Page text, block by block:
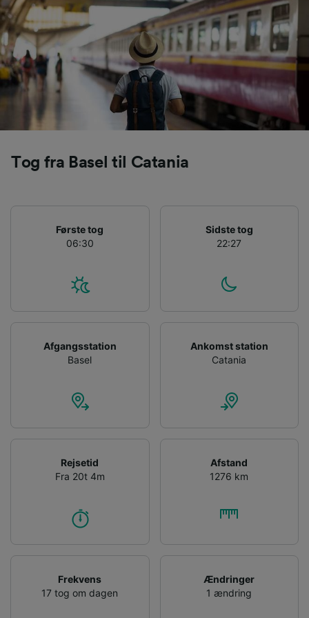
Tog fra Basel til Catania
Første tog
06:30
Sidste tog
22:27
Afgangsstation
Basel
Ankomst station
Catania
Rejsetid
Fra 20t 4m
Afstand
1276 km
Frekvens
17 tog om dagen
Ændringer
1 ændring
spore dig.
Vi og vores partnere behandler data for at
levere:
Bruge præcise geografiske
placeringsoplysninger. Aktivt scanne
enhedskarakteristika til identifikation.
Opbevare og/eller tilgå oplysninger på en
enhed. Tilpasset annoncering og indhold,
målgruppeundersøgelser og udvikling af
tjenester.